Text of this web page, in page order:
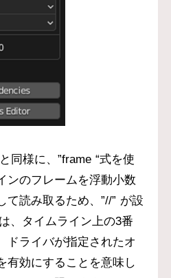
同様に、”frame “式を使
ンのフレームを浮動小数
て読み取るため、”//” が設
、タイムライン上の3番
ドライバが指定されたオ
有効にすることを意味し